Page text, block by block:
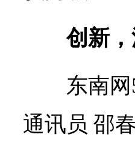
创新
东南
通讯员 邵春